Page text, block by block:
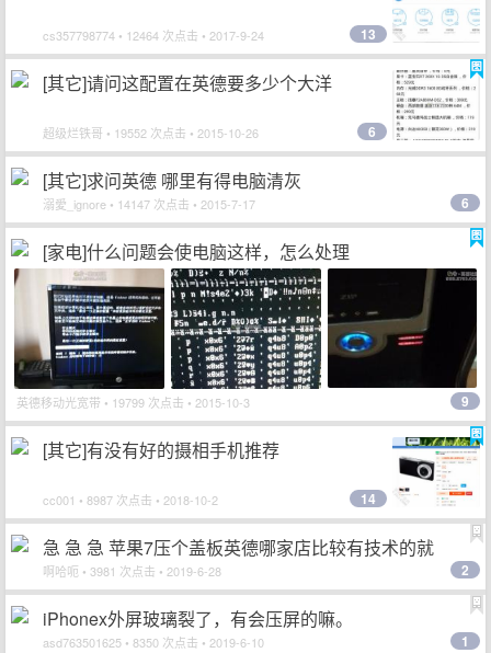
cs357798774 • 12464 次点击 • 2017-9-24 13
[其它]请问这配置在英德要多少个大洋
超级烂铁哥 • 19552 次点击 • 2015-10-26 6
[其它]求问英德 哪里有得电脑清灰
溺愛_ignore • 14147 次点击 • 2015-7-17 6
[家电]什么问题会使电脑这样，怎么处理
英德移动光宽带 • 19799 次点击 • 2015-10-3 9
[其它]有没有好的摄相手机推荐
cc001 • 8987 次点击 • 2018-10-2 14
急 急 急 苹果7压个盖板英德哪家店比较有技术的就
啊哈呃 • 3981 次点击 • 2019-6-28 2
iPhonex外屏玻璃裂了，有会压屏的嘛。
asd763501625 • 8350 次点击 • 2019-6-10 1